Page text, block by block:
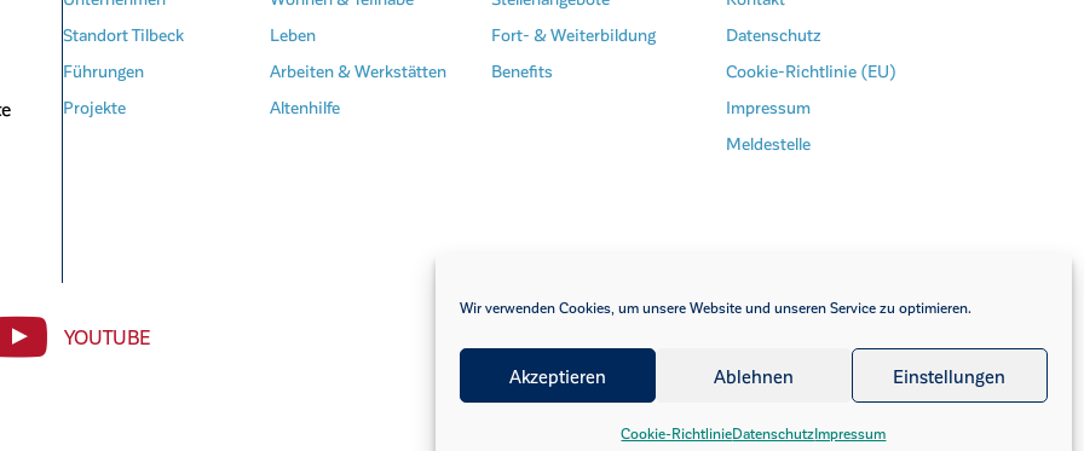
Wir verwenden Cookies, um unsere Website und unseren Service zu optimieren.
Akzeptieren Ablehnen Einstellungen
Cookie-RichtlinieDatenschutzImpressum
Standort Tilbeck
Führungen
Projekte
Leben
Arbeiten & Werkstätten
Altenhilfe
Fort- & Weiterbildung
Benefits
Datenschutz
Cookie-Richtlinie (EU)
Impressum
Meldestelle
YOUTUBE